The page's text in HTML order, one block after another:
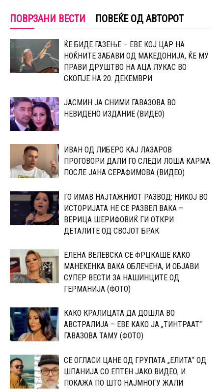
ПОВРЗАНИ ВЕСТИ ПОВЕЌЕ ОД АВТОРОТ
ЌЕ БИДЕ ГАЗЕЊЕ – ЕВЕ КОЈ ЦАР НА
НОЌНИТЕ ЗАБАВИ ОД МАКЕДОНИЈА, ЌЕ МУ
ПРАВИ ДРУШТВО НА АЦА ЛУКАС ВО
СКОПЈЕ НА 20. ДЕКЕМВРИ
ЈАСМИН ЈА СНИМИ ГАВАЗОВА ВО
НЕВИДЕНО ИЗДАНИЕ (ВИДЕ0)
ИВАН ОД ЛИБЕРО КАЈ ЛАЗАРОВ
ПРОГОВОРИ ДАЛИ ГО СЛЕДИ ЛОША КАРМА
ПОСЛЕ ЈАНА СЕРАФИМОВА (ВИДЕО)
ГО ИМАВ НАЈТАЖНИОТ РАЗВОД: НИКОЈ ВО
ИСТОРИЈАТА НЕ СЕ РАЗВЕЛ ВАКА –
ВЕРИЦА ШЕРИФОВИЌ ГИ ОТКРИ
ДЕТАЛИТЕ ОД СВОЈОТ БРАК
ЕЛЕНА ВЕЛЕВСКА СЕ ФРЦКАШЕ КАКО
МАНЕКЕНКА ВАКА ОБЛЕЧЕНА, И ОБЈАВИ
СУПЕР ВЕСТИ ЗА НАШИНЦИТЕ ОД
ГЕРМАНИЈА (ФОТО)
КАКО КРАЛИЦАТА ДА ДОШЛА ВО
АВСТРАЛИЈА – ЕВЕ КАКО ЈА „ТИНТРААТ“
ГАВАЗОВА ТАМУ (ФОТО)
CЕ ОГЛАСИ ЦАНЕ ОД ГРУПАТА „ЕЛИТА“ ОД
ШПАНИЈА CО ЕПТЕН ЈАКО ВИДЕО, И
ПОКАЖА ПО ШТО НАЈМНОГУ ЖАЛИ